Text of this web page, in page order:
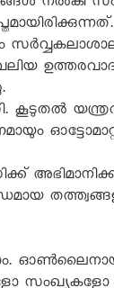
കൂടുതൽ